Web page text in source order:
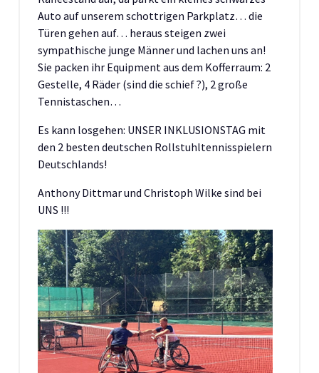
Auto auf unserem schottrigen Parkplatz… die
Türen gehen auf… heraus steigen zwei
sympathische junge Männer und lachen uns an!
Sie packen ihr Equipment aus dem Kofferraum: 2
Gestelle, 4 Räder (sind die schief ?), 2 große
Tennistaschen…
Es kann losgehen: UNSER INKLUSIONSTAG mit
den 2 besten deutschen Rollstuhltennisspielern
Deutschlands!
Anthony Dittmar und Christoph Wilke sind bei
UNS !!!